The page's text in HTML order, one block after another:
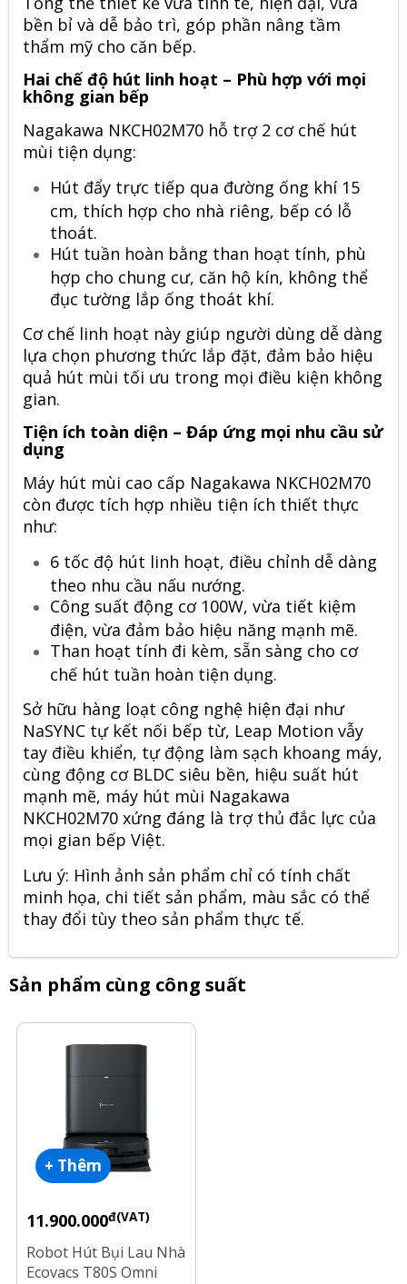
bền bỉ và dễ bảo trì, góp phần nâng tầm
thẩm mỹ cho căn bếp.
Hai chế độ hút linh hoạt – Phù hợp với mọi
không gian bếp
Nagakawa NKCH02M70 hỗ trợ 2 cơ chế hút
mùi tiện dụng:
Hút đẩy trực tiếp qua đường ống khí 15
cm, thích hợp cho nhà riêng, bếp có lỗ
thoát.
Hút tuần hoàn bằng than hoạt tính, phù
hợp cho chung cư, căn hộ kín, không thể
đục tường lắp ống thoát khí.
Cơ chế linh hoạt này giúp người dùng dễ dàng
lựa chọn phương thức lắp đặt, đảm bảo hiệu
quả hút mùi tối ưu trong mọi điều kiện không
gian.
Tiện ích toàn diện – Đáp ứng mọi nhu cầu sử
dụng
Máy hút mùi cao cấp Nagakawa NKCH02M70
còn được tích hợp nhiều tiện ích thiết thực
như:
6 tốc độ hút linh hoạt, điều chỉnh dễ dàng
theo nhu cầu nấu nướng.
Công suất động cơ 100W, vừa tiết kiệm
điện, vừa đảm bảo hiệu năng mạnh mẽ.
Than hoạt tính đi kèm, sẵn sàng cho cơ
chế hút tuần hoàn tiện dụng.
Sở hữu hàng loạt công nghệ hiện đại như
NaSYNC tự kết nối bếp từ, Leap Motion vẫy
tay điều khiển, tự động làm sạch khoang máy,
cùng động cơ BLDC siêu bền, hiệu suất hút
mạnh mẽ, máy hút mùi Nagakawa
NKCH02M70 xứng đáng là trợ thủ đắc lực của
mọi gian bếp Việt.
Lưu ý: Hình ảnh sản phẩm chỉ có tính chất
minh họa, chi tiết sản phẩm, màu sắc có thể
thay đổi tùy theo sản phẩm thực tế.
Sản phẩm cùng công suất
+ Thêm
11.900.000đ(VAT)
Robot Hút Bụi Lau Nhà
Ecovacs T80S Omni